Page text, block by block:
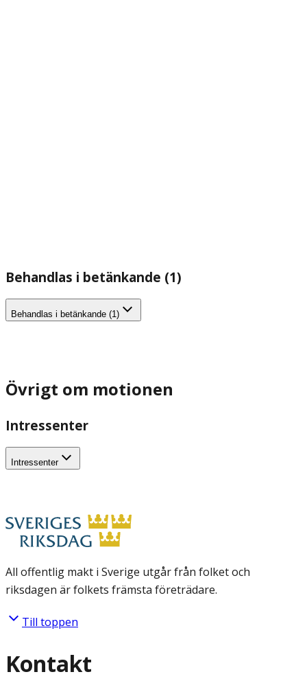
Behandlas i betänkande (1)
Behandlas i betänkande (1)
Övrigt om motionen
Intressenter
Intressenter
All offentlig makt i Sverige utgår från folket och
riksdagen är folkets främsta företrädare.
Till toppen
Kontakt